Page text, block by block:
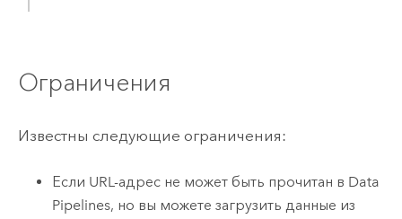
Ограничения
Известны следующие ограничения:
Если URL-адрес не может быть прочитан в Data
Pipelines, но вы можете загрузить данные из